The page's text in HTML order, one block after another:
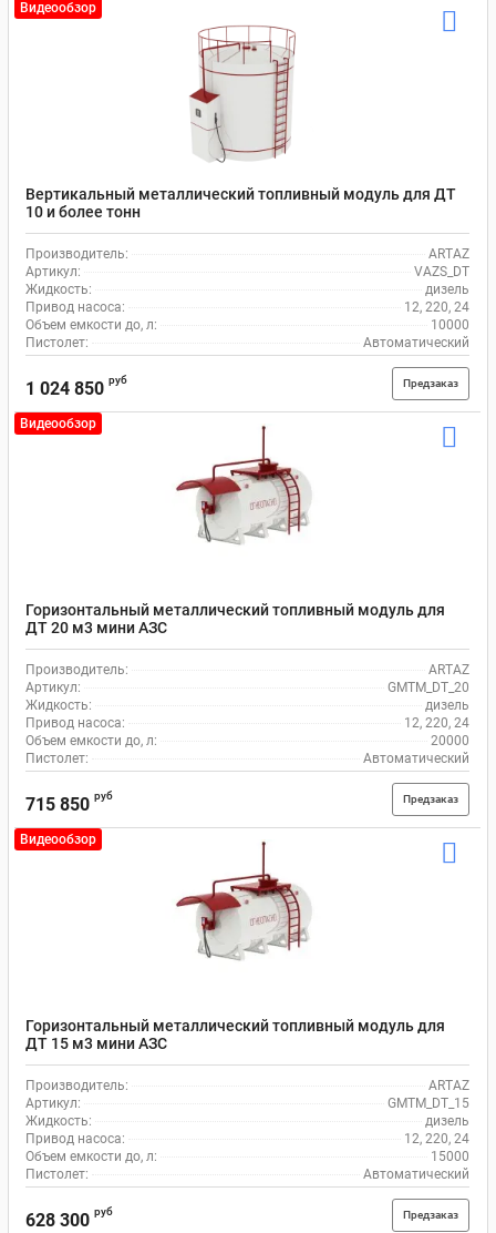
Видеообзор
Вертикальный металлический топливный модуль для ДТ
10 и более тонн
Производитель:
ARTAZ
Артикул:
VAZS_DT
Жидкость:
дизель
Привод насоса:
12, 220, 24
Объем емкости до, л:
10000
Пистолет:
Автоматический
1 024 850 руб Предзаказ
Видеообзор
Горизонтальный металлический топливный модуль для
ДТ 20 м3 мини АЗС
Производитель:
ARTAZ
Артикул:
GMTM_DT_20
Жидкость:
дизель
Привод насоса:
12, 220, 24
Объем емкости до, л:
20000
Пистолет:
Автоматический
715 850 руб Предзаказ
Видеообзор
Горизонтальный металлический топливный модуль для
ДТ 15 м3 мини АЗС
Производитель:
ARTAZ
Артикул:
GMTM_DT_15
Жидкость:
дизель
Привод насоса:
12, 220, 24
Объем емкости до, л:
15000
Пистолет:
Автоматический
628 300 руб Предзаказ